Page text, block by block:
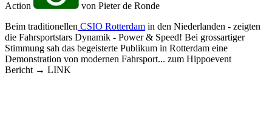
Action
von Pieter de Ronde
Beim traditionellen CSIO Rotterdam in den Niederlanden - zeigten
die Fahrsportstars Dynamik - Power & Speed! Bei grossartiger
Stimmung sah das begeisterte Publikum in Rotterdam eine
Demonstration von modernen Fahrsport... zum Hippoevent
Bericht → LINK